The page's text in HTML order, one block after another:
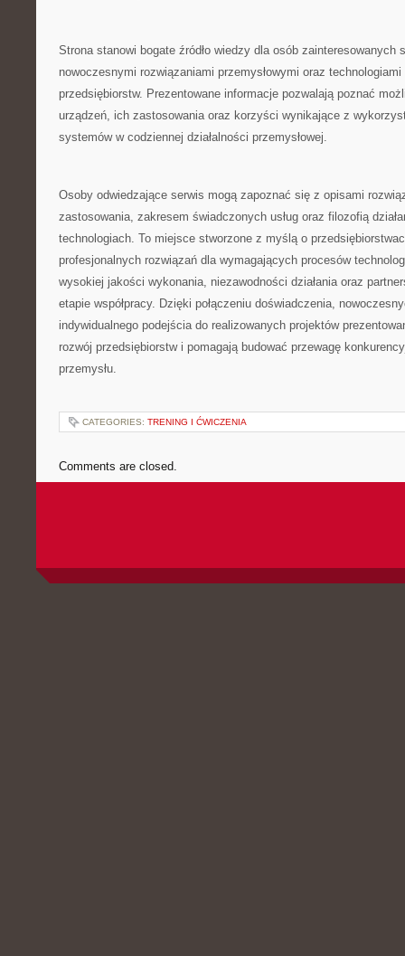
Strona stanowi bogate źródło wiedzy dla osób zainteresowanych
nowoczesnymi rozwiązaniami przemysłowymi oraz
przedsiębiorstw. Prezentowane informacje pozwalają poznać
urządzeń, ich zastosowania oraz korzyści wynikające z
systemów w codziennej działalności przemysłowej.
Osoby odwiedzające serwis mogą zapoznać się z opisami
zastosowania, zakresem świadczonych usług oraz filozofią
technologiach. To miejsce stworzone z myślą o
profesjonalnych rozwiązań dla wymagających procesów
wysokiej jakości wykonania, niezawodności działania oraz
etapie współpracy. Dzięki połączeniu doświadczenia,
indywidualnego podejścia do realizowanych projektów
rozwój przedsiębiorstw i pomagają budować przewagę
przemysłu.
CATEGORIES: TRENING I ĆWICZENIA
Comments are closed.